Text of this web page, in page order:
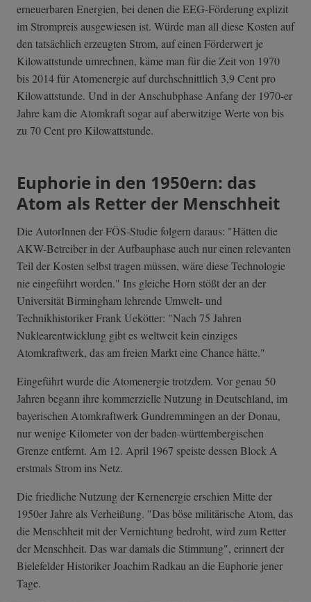
erneuerbaren Energien, bei denen die EEG-Förderung explizit
im Strompreis ausgewiesen ist. Würde man all diese Kosten auf
den tatsächlich erzeugten Strom, auf einen Förderwert je
Kilowattstunde umrechnen, käme man für die Zeit von 1970
bis 2014 für Atomenergie auf durchschnittlich 3,9 Cent pro
Kilowattstunde. Und in der Anschubphase Anfang der 1970-er
Jahre kam die Atomkraft sogar auf aberwitzige Werte von bis
zu 70 Cent pro Kilowattstunde.
Euphorie in den 1950ern: das
Atom als Retter der Menschheit
Die AutorInnen der FÖS-Studie folgern daraus: "Hätten die
AKW-Betreiber in der Aufbauphase auch nur einen relevanten
Teil der Kosten selbst tragen müssen, wäre diese Technologie
nie eingeführt worden." Ins gleiche Horn stößt der an der
Universität Birmingham lehrende Umwelt- und
Technikhistoriker Frank Uekötter: "Nach 75 Jahren
Nuklearentwicklung gibt es weltweit kein einziges
Atomkraftwerk, das am freien Markt eine Chance hätte."
Eingeführt wurde die Atomenergie trotzdem. Vor genau 50
Jahren begann ihre kommerzielle Nutzung in Deutschland, im
bayerischen Atomkraftwerk Gundremmingen an der Donau,
nur wenige Kilometer von der baden-württembergischen
Grenze entfernt. Am 12. April 1967 speiste dessen Block A
erstmals Strom ins Netz.
Die friedliche Nutzung der Kernenergie erschien Mitte der
1950er Jahre als Verheißung. "Das böse militärische Atom, das
die Menschheit mit der Vernichtung bedroht, wird zum Retter
der Menschheit. Das war damals die Stimmung", erinnert der
Bielefelder Historiker Joachim Radkau an die Euphorie jener
Tage.